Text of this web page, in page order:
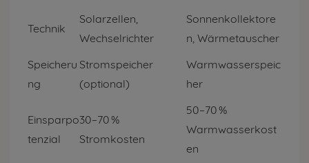
Technik
Solarzellen,
Wechselrichter
Sonnenkollektore
n, Wärmetauscher
Speicheru
ng
Stromspeicher
(optional)
Warmwasserspeic
her
Einsparpo
tenzial
30–70 %
Stromkosten
50–70 %
Warmwasserkost
en